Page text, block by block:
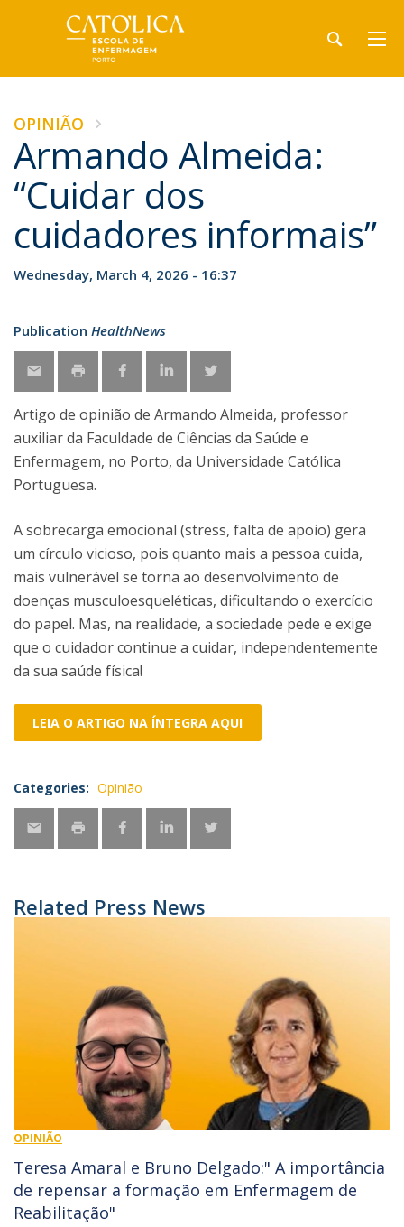
OPINIÃO
Armando Almeida:
“Cuidar dos
cuidadores informais”
Wednesday, March 4, 2026 - 16:37
Publication HealthNews
Artigo de opinião de Armando Almeida, professor
auxiliar da Faculdade de Ciências da Saúde e
Enfermagem, no Porto, da Universidade Católica
Portuguesa.
A sobrecarga emocional (stress, falta de apoio) gera
um círculo vicioso, pois quanto mais a pessoa cuida,
mais vulnerável se torna ao desenvolvimento de
doenças musculoesqueléticas, dificultando o exercício
do papel. Mas, na realidade, a sociedade pede e exige
que o cuidador continue a cuidar, independentemente
da sua saúde física!
LEIA O ARTIGO NA ÍNTEGRA AQUI
Categories: Opinião
Related Press News
OPINIÃO
Teresa Amaral e Bruno Delgado:" A importância
de repensar a formação em Enfermagem de
Reabilitação"